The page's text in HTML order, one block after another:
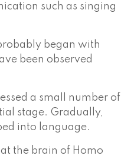
such as singing
began with
been observed
a small number of
stage. Gradually,
into language.
the brain of Homo